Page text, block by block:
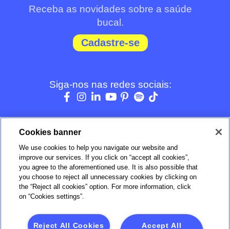
Receba as novidades sobre a saúde
bucal.
Cadastre-se
Siga-nos nas redes sociais:
BOM
Verificada por
Cookies banner
We use cookies to help you navigate our website and
improve our services. If you click on “accept all cookies”,
you agree to the aforementioned use. It is also possible that
you choose to reject all unnecessary cookies by clicking on
the “Reject all cookies” option. For more information, click
on “Cookies settings”.
Accept All
Reject All Cookies